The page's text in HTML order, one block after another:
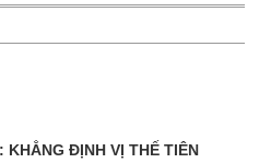
KHẲNG ĐỊNH VỊ THẾ TIÊN